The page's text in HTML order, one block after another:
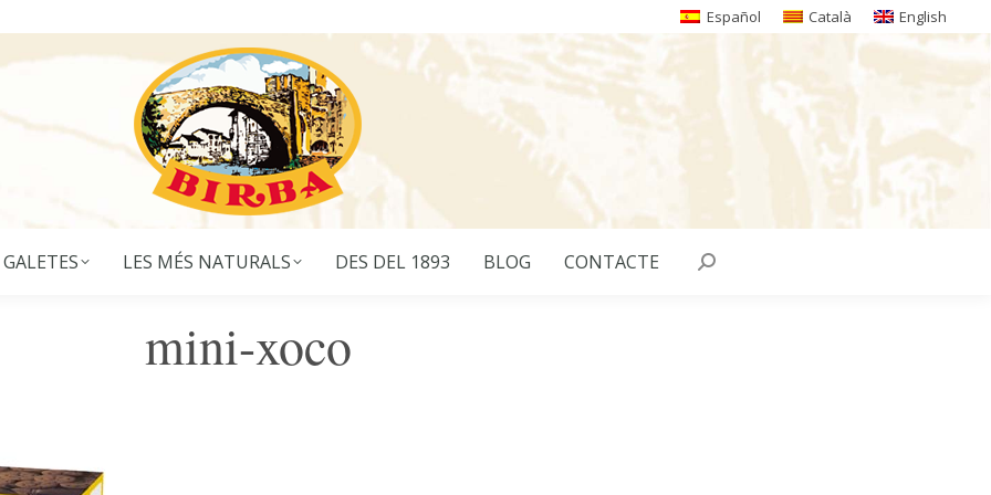
Español Català English
LES MÉS NATURALS DES DEL 1893 BLOG CONTACTE Search:
mini-xoco